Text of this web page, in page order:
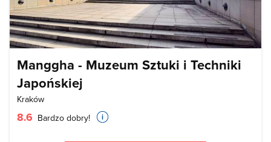
Manggha - Muzeum Sztuki i Techniki
Japońskiej
Kraków
8.6 Bardzo dobry!